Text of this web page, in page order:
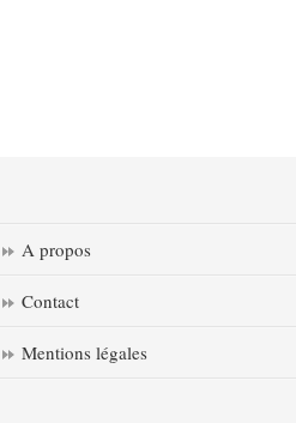
A propos
Contact
Mentions légales